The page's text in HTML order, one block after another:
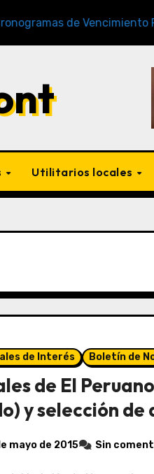
de Vencimiento Periodo
Utilitarios locales
de Interés Boletín de
de El
y selección
mayo de 2015 Sin